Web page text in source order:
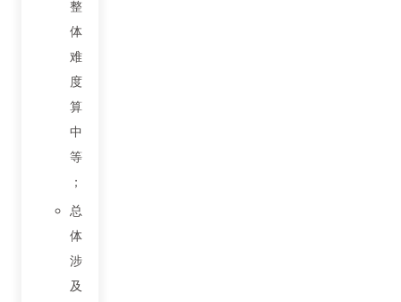
整
体
难
度
算
中
等
；
总
体
涉
及